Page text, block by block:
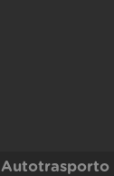
Autotrasporto